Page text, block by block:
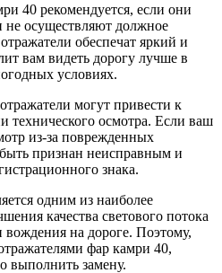
40 рекомендуется, если они
осуществляют должное
обеспечат яркий и
вам видеть дорогу лучше в
условиях.
могут привести к
технического осмотра. Если ваш
из-за поврежденных
признан неисправным и
знака.
одним из наиболее
качества светового потока
вождения на дороге. Поэтому,
фар камри 40,
выполнить замену.